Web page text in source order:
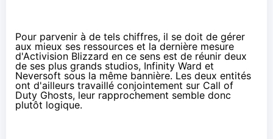
Pour parvenir à de tels chiffres, il se doit de gérer
aux mieux ses ressources et la dernière mesure
d'Activision Blizzard en ce sens est de réunir deux
de ses plus grands studios, Infinity Ward et
Neversoft sous la même bannière. Les deux entités
ont d'ailleurs travaillé conjointement sur Call of
Duty Ghosts, leur rapprochement semble donc
plutôt logique.